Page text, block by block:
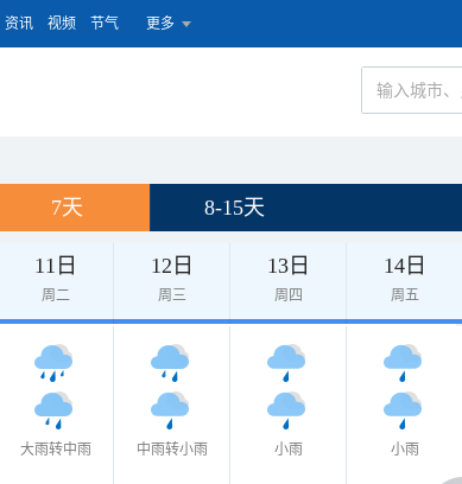
资讯 视频 节气 更多
7天 8-15天
11日
周二
12日
周三
13日
周四
14日
周五
大雨转中雨 中雨转小雨 小雨 小雨